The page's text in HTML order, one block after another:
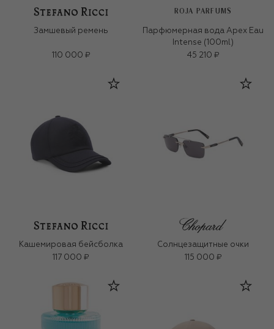
Замшевый ремень
110 000 ₽
ROJA PARFUMS
Парфюмерная вода Apex Eau
Intense (100ml)
45 210 ₽
Кашемировая бейсболка
117 000 ₽
Солнцезащитные очки
115 000 ₽